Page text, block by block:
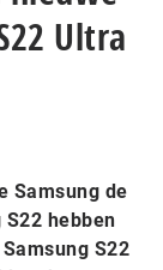
Ultra
Samsung de
hebben
S22